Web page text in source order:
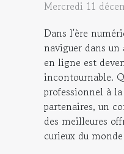
Mercredi 11
Dans l'ère
naviguer dans
en ligne est
incontournable.
professionnel à
partenaires, un
des meilleures
curieux du